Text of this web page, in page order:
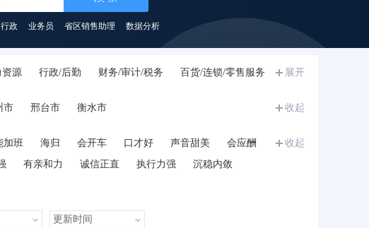
行政 业务员 省区销售助理 数据分析
资源 行政/后勤 财务/审计/税务
百货/连锁/零售服务
在校学生 储备干部/培训生/实习生
展开
市 邢台市 衡水市 收起
加班 海归 会开车 口才好 声音甜美
会应酬
有亲和力 诚信正直 执行力强
沉稳内敛
收起